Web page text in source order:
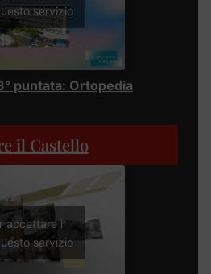
servizio
puntata: Ortopedia
il Castello
accettare i
servizio